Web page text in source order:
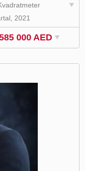
2021
000 AED